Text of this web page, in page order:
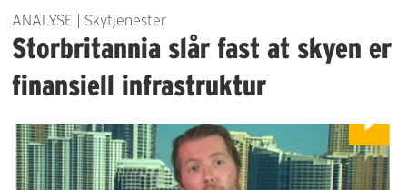
ANALYSE | Skytjenester
Storbritannia slår fast at skyen er
finansiell infrastruktur